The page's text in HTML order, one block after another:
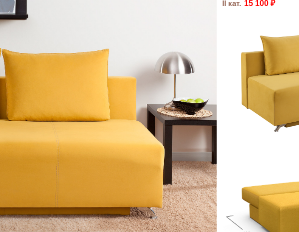
II кат. 15 100 ₽